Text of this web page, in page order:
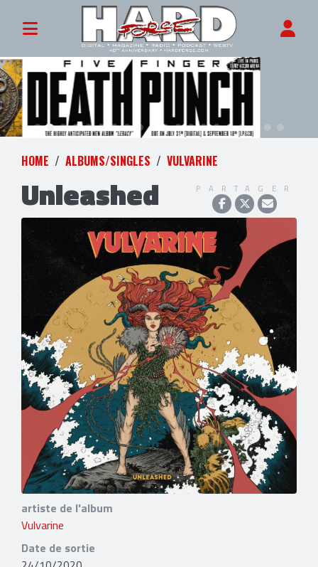
HOME ALBUMS/SINGLES VULVARINE
Unleashed PARTAGER
artiste de l'album
Vulvarine
Date de sortie